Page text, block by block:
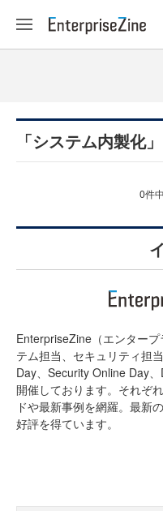
「システム内製化
0件
EnterpriseZine（エンター
テム担当、セキュリティ担
Day、Security Online Day
開催しております。それぞ
ドや最新事例を網羅。最新
好評を得ています。